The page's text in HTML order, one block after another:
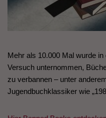
Mehr als 10.000 Mal wurde
Versuch unternommen,
zu verbannen – unter
Jugendbuchklassiker wie